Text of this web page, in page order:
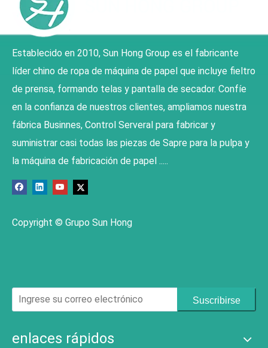
Establecido en 2010, Sun Hong Group es el fabricante
líder chino de ropa de máquina de papel que incluye fieltro
de prensa, formando telas y pantalla de secador. Confíe
en la confianza de nuestros clientes, ampliamos nuestra
fábrica Businnes, Control Serveral para fabricar y
suministrar casi todas las piezas de Sapre para la pulpa y
la máquina de fabricación de papel .....
Copyright © Grupo Sun Hong
Suscribirse
enlaces rápidos